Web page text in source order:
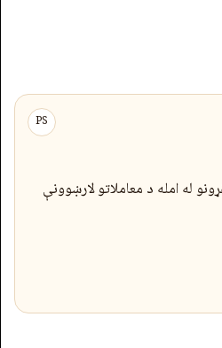
PS
له امله د معاملاتو لارښوونې